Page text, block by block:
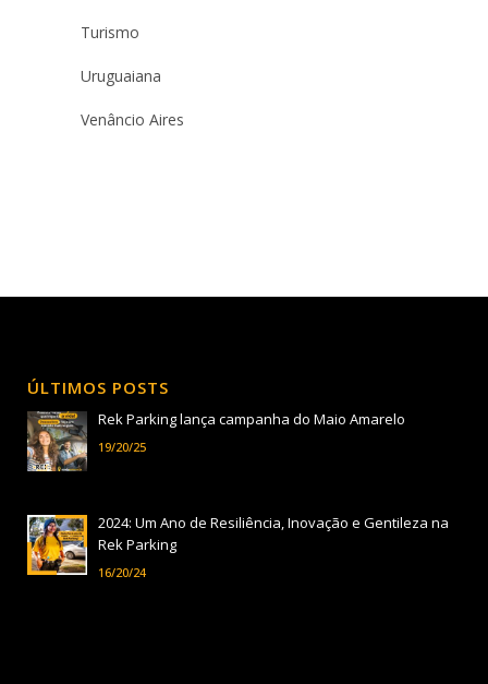
Turismo
Uruguaiana
Venâncio Aires
ÚLTIMOS POSTS
Rek Parking lança campanha do Maio Amarelo
19/20/25
2024: Um Ano de Resiliência, Inovação e Gentileza na
Rek Parking
16/20/24